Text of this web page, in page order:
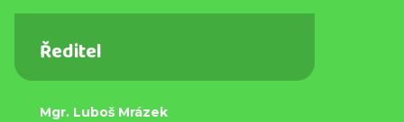
Ředitel
Mgr. Luboš Mrázek